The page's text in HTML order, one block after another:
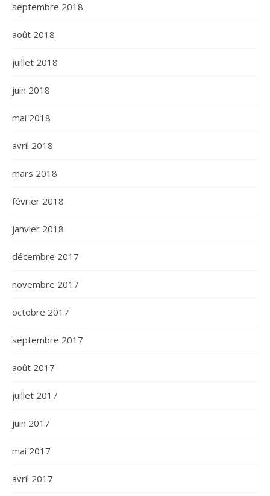
septembre 2018
août 2018
juillet 2018
juin 2018
mai 2018
avril 2018
mars 2018
février 2018
janvier 2018
décembre 2017
novembre 2017
octobre 2017
septembre 2017
août 2017
juillet 2017
juin 2017
mai 2017
avril 2017